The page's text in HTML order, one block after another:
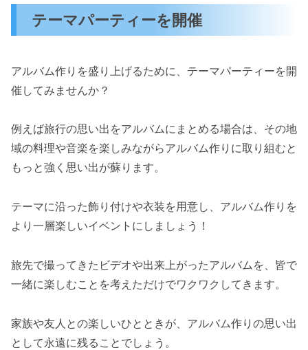
テーマパーティーを開催
アルバム作りを盛り上げるために、テーマパーティーを開
催してみませんか？
例えば旅行の思い出をアルバムにまとめる場合は、その地
域の料理や音楽を楽しみながらアルバム作りに取り組むと
もっと強く思い出が蘇ります。
テーマに沿った飾り付けや衣装を用意し、アルバム作りを
より一層楽しいイベントにしましょう！
旅先で撮ってきたビデオや出来上がったアルバムを、皆で
一緒に楽しむことを考えただけでワクワクしてきます。
家族や友人との楽しいひとときが、アルバム作りの思い出
として永遠に残ることでしょう。